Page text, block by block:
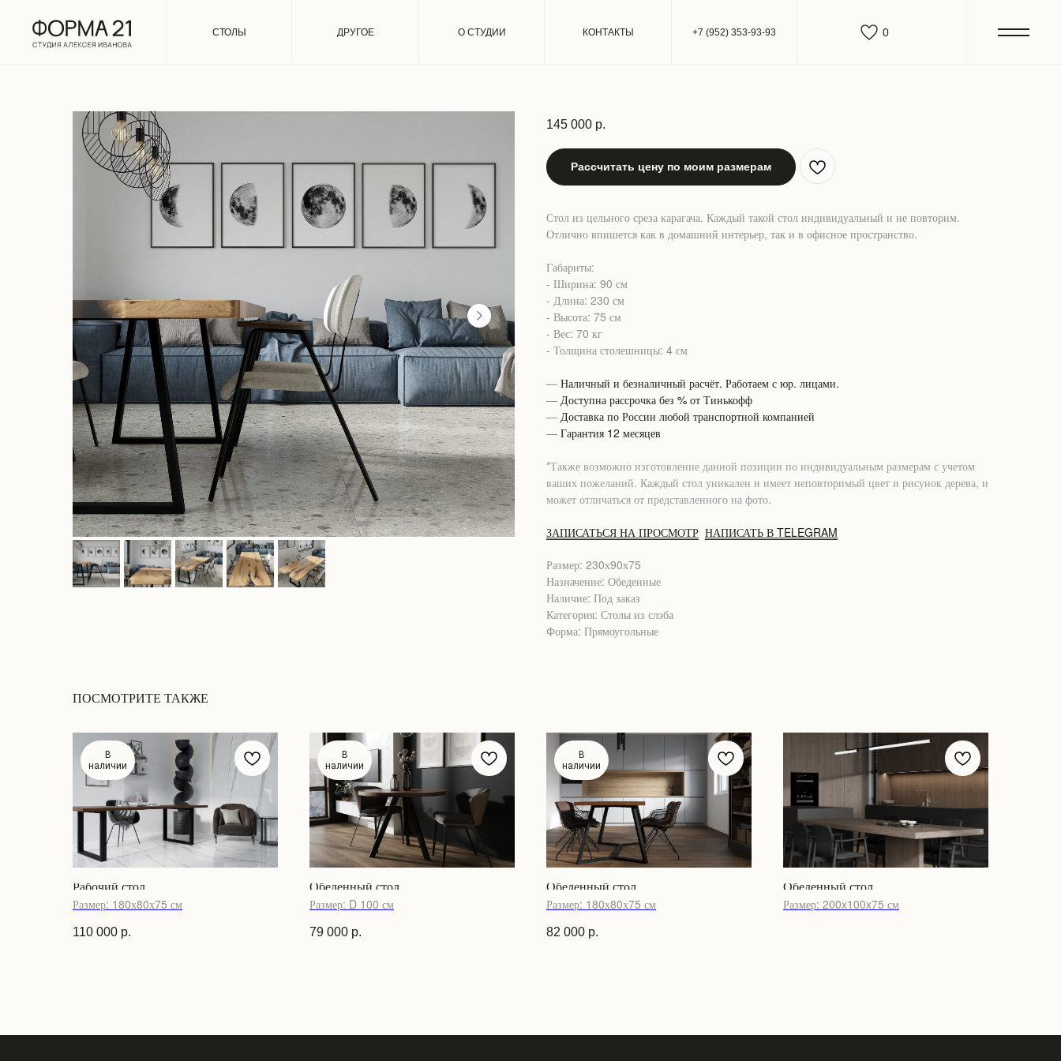
+7 (952) 353-93-93 0
СТОЛЫ ДРУГОЕ О СТУДИИ КОНТАКТЫ
145 000 р.
Рассчитать цену по моим размерам
Стол из цельного среза карагача. Каждый такой стол индивидуальный и не повторим.
Отлично впишется как в домашний интерьер, так и в офисное пространство.
Габариты:
- Ширина: 90 см
- Длина: 230 см
- Высота: 75 см
- Вес: 70 кг
- Толщина столешницы: 4 см
— Наличный и безналичный расчёт. Работаем с юр. лицами.
— Доступна рассрочка без % от Тинькофф
— Доставка по России любой транспортной компанией
— Гарантия 12 месяцев
*Также возможно изготовление данной позиции по индивидуальным размерам с учетом
ваших пожеланий. Каждый стол уникален и имеет неповторимый цвет и рисунок дерева, и
может отличаться от представленного на фото.
ЗАПИСАТЬСЯ НА ПРОСМОТР НАПИСАТЬ В TELEGRAM
Размер: 230х90х75
Назначение: Обеденные
Наличие: Под заказ
Категория: Столы из слэба
Форма: Прямоугольные
ПОСМОТРИТЕ ТАКЖЕ
В
наличии
Рабочий стол
Размер: 180х80х75 см
110 000 р.
В
наличии
Обеденный стол
Размер: D 100 см
79 000 р.
В
наличии
Обеденный стол
Размер: 180х80х75 см
82 000 р.
Обеденный стол
Размер: 200x100x75 см